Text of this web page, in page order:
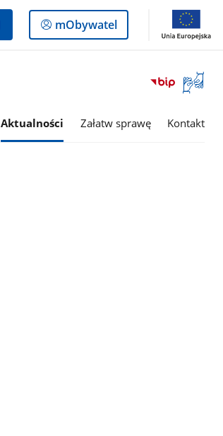
Logowanie
do
mObywatel
Otwórz
okno
Aktualności Załatw sprawę Kontakt